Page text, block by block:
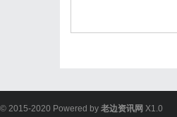
© 2015-2020 Powered by 老边资讯网 X1.0